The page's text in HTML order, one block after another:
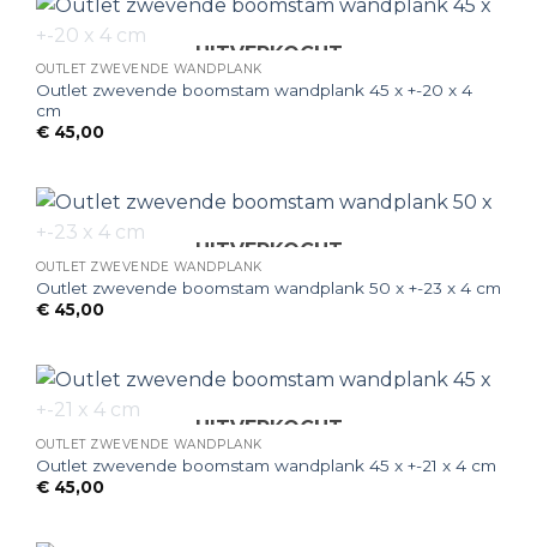
UITVERKOCHT
OUTLET ZWEVENDE WANDPLANK
Outlet zwevende boomstam wandplank 45 x +-20 x 4
cm
€45,00
UITVERKOCHT
OUTLET ZWEVENDE WANDPLANK
Outlet zwevende boomstam wandplank 50 x +-23 x 4 cm
€45,00
UITVERKOCHT
OUTLET ZWEVENDE WANDPLANK
Outlet zwevende boomstam wandplank 45 x +-21 x 4 cm
€45,00